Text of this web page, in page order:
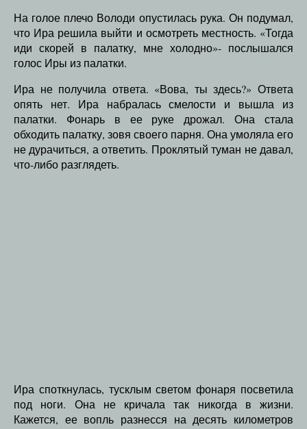
На голое плечо Володи опустилась рука. Он подумал,
что Ира решила выйти и осмотреть местность. «Тогда
иди скорей в палатку, мне холодно»- послышался
голос Иры из палатки.
Ира не получила ответа. «Вова, ты здесь?» Ответа
опять нет. Ира набралась смелости и вышла из
палатки. Фонарь в ее руке дрожал. Она стала
обходить палатку, зовя своего парня. Она умоляла его
не дурачиться, а ответить. Проклятый туман не давал,
что-либо разглядеть.
Ира споткнулась, тусклым светом фонаря посветила
под ноги. Она не кричала так никогда в жизни.
Кажется, ее вопль разнесся на десять километров